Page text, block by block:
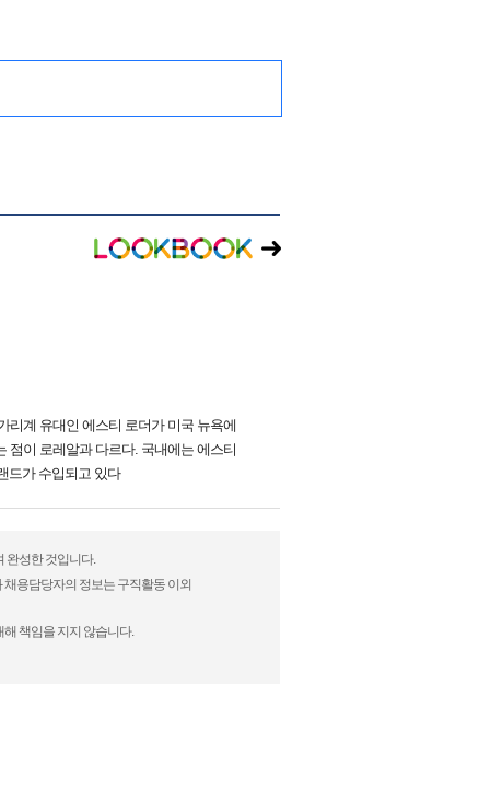
리계 유대인 에스티 로더가 미국 뉴욕에
점이 로레알과 다르다. 국내에는 에스티
드가 수입되고 있다
완성한 것입니다.
용담당자의 정보는 구직활동 이외
책임을 지지 않습니다.